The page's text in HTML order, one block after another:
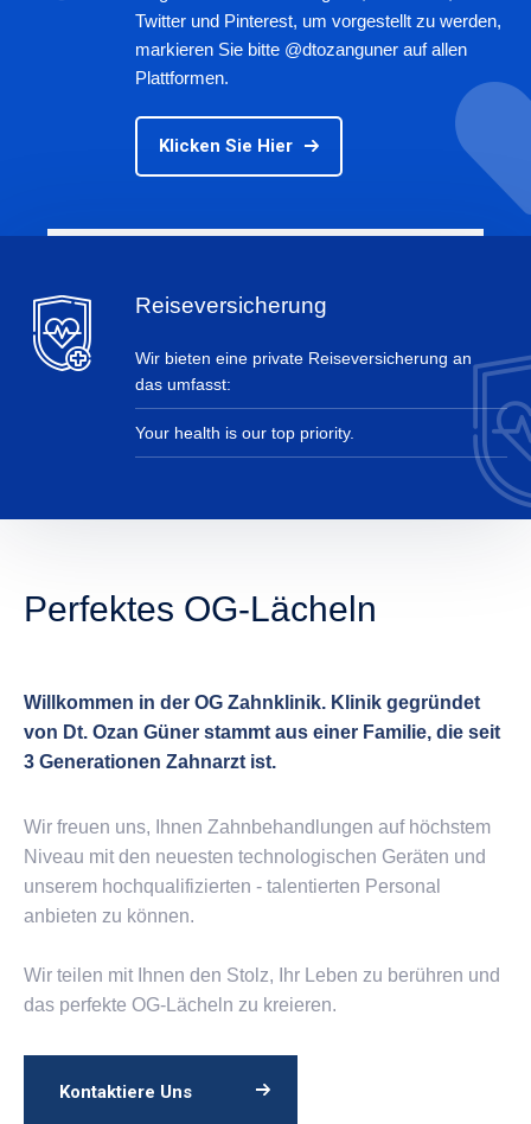
Twitter und Pinterest, um vorgestellt zu werden,
markieren Sie bitte @dtozanguner auf allen
Plattformen.
Klicken Sie Hier
Reiseversicherung
Wir bieten eine private Reiseversicherung an
das umfasst:
Your health is our top priority.
Perfektes OG-Lächeln
Willkommen in der OG Zahnklinik. Klinik gegründet
von Dt. Ozan Güner stammt aus einer Familie, die seit
3 Generationen Zahnarzt ist.
Wir freuen uns, Ihnen Zahnbehandlungen auf höchstem
Niveau mit den neuesten technologischen Geräten und
unserem hochqualifizierten - talentierten Personal
anbieten zu können.
Wir teilen mit Ihnen den Stolz, Ihr Leben zu berühren und
das perfekte OG-Lächeln zu kreieren.
Kontaktiere Uns